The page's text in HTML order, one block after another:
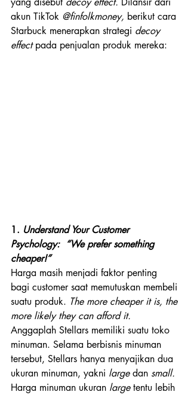
akun TikTok @finfolkmoney, berikut cara
Starbuck menerapkan strategi decoy
effect pada penjualan produk mereka:
1. Understand Your Customer
Psychology:  “We prefer something
cheaper!”
Harga masih menjadi faktor penting
bagi customer saat memutuskan membeli
suatu produk. The more cheaper it is, the
more likely they can afford it.
Anggaplah Stellars memiliki suatu toko
minuman. Selama berbisnis minuman
tersebut, Stellars hanya menyajikan dua
ukuran minuman, yakni large dan small.
Harga minuman ukuran large tentu lebih